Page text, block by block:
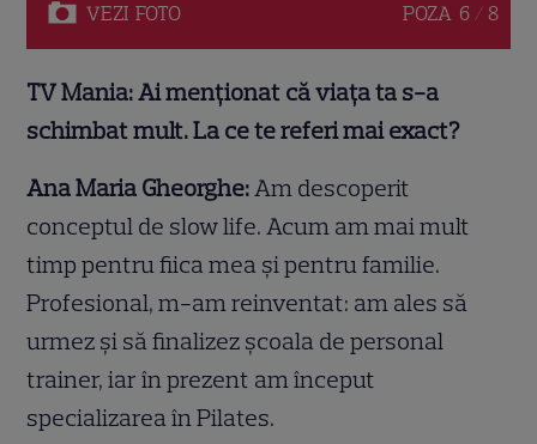
VEZI FOTO POZA 6 / 8
TV Mania: Ai menționat că viața ta s-a
schimbat mult. La ce te referi mai exact?
Ana Maria Gheorghe:Am descoperit
conceptul de slow life. Acum am mai mult
timp pentru fiica mea și pentru familie.
Profesional, m-am reinventat: am ales să
urmez și să finalizez școala de personal
trainer, iar în prezent am început
specializarea în Pilates.